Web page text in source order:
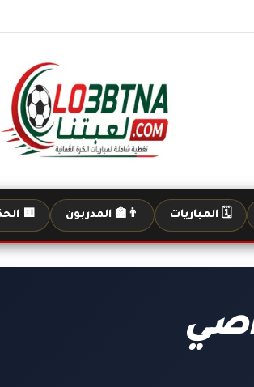
🗓️ المباريات 👨‍🏫 المدربون 🟨